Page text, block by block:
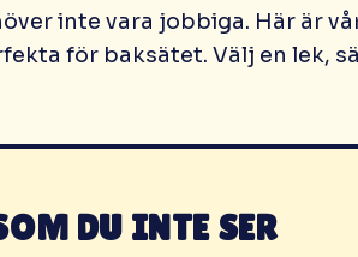
inte vara jobbiga. Här är
för baksätet. Välj en lek,
DU INTE SER